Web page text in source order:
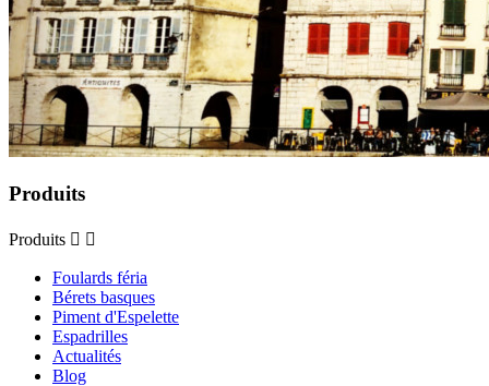
Produits
Produits  
Foulards féria
Bérets basques
Piment d'Espelette
Espadrilles
Actualités
Blog